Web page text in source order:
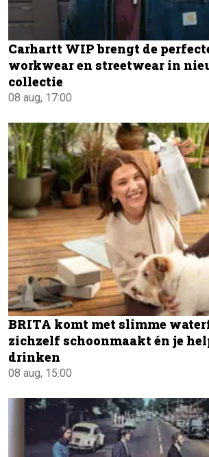
Carhartt WIP brengt de
workwear en streetwear in
collectie
08 aug, 17:00
BRITA komt met slimme
zichzelf schoonmaakt én je
drinken
08 aug, 15:00